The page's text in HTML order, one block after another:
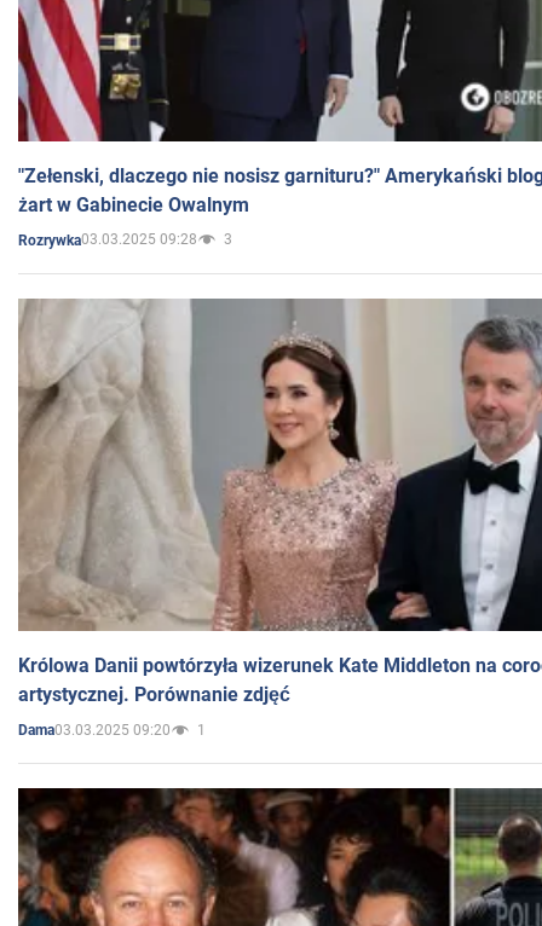
"Zełenski, dlaczego nie nosisz garnituru?" Amerykański
żart w Gabinecie Owalnym
Rozrywka03.03.2025 09:28 3
Królowa Danii powtórzyła wizerunek Kate Middleton na
artystycznej. Porównanie zdjęć
Dama03.03.2025 09:20 1